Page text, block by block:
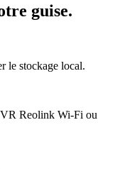
guise.
le stockage local.
Reolink Wi-Fi ou